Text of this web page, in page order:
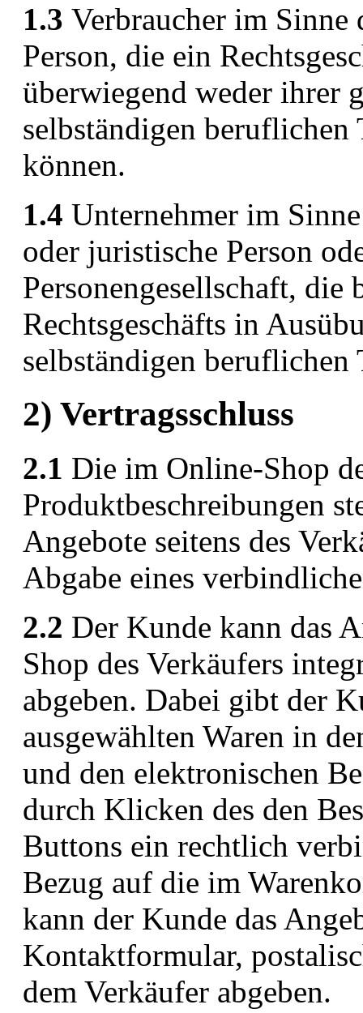
1.3 Verbraucher im
Person, die ein
überwiegend weder ihrer
selbständigen
können.
1.4 Unternehmer im
oder juristische Person
Personengesellschaft, die
Rechtsgeschäfts in
selbständigen
2) Vertragsschluss
2.1 Die im Online-Shop
Produktbeschreibungen
Angebote seitens des
Abgabe eines
2.2 Der Kunde kann das
Shop des Verkäufers
abgeben. Dabei gibt der
ausgewählten Waren in
und den elektronischen
durch Klicken des den
Buttons ein rechtlich
Bezug auf die im
kann der Kunde das
Kontaktformular,
dem Verkäufer abgeben.